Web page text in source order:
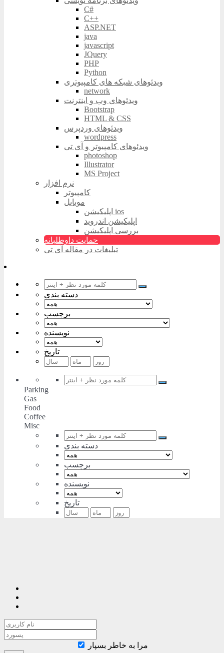
C#
C++
ASP.NET
java
javascript
JQuery
PHP
Python
ویدئوهای شبکه های کامپیوتری
network
ویدئوهای وب و اینترنت
Bootstrap
HTML & CSS
ویدئوهای وردپرس
wordpress
ویدئوهای کامپیوتر و آی تی
photoshop
Illustrator
MS Project
نرم افزار
کامپیوتر
موبایل
اپلیکیشن ios
اپلیکیشن اندروید
بررسی اپلیکیشن
حمایت داوطلبانه
تبلیغات در مقاله آی تی
دسته بندی
برچسب
نویسنده
تاریخ
Parking
Gas
Food
Coffee
Misc
دسته بندی
برچسب
نویسنده
تاریخ
مرا به خاطر بسپار